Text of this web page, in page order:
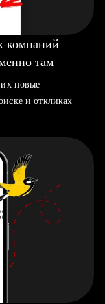
компаний
там
их новые
и откликах